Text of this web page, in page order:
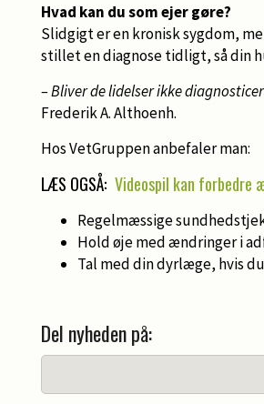
Hvad kan du som ejer gøre?
Slidgigt er en kronisk sygdom,
stillet en diagnose tidligt, så din
– Bliver de lidelser ikke
Frederik A. Althoenh.
Hos VetGruppen anbefaler man:
LÆS OGSÅ: Videospil kan forbedre
Regelmæssige
Hold øje med ændringer i
Tal med din dyrlæge, hvis
Del nyheden på: